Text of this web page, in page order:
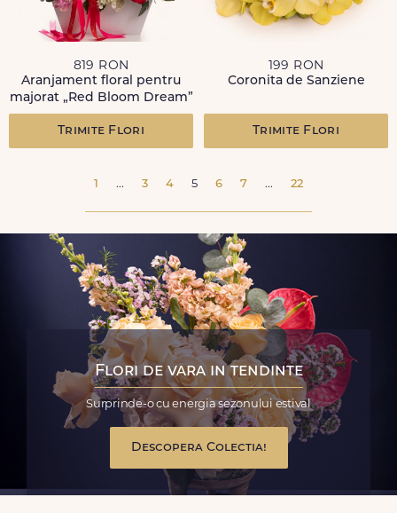
819 RON
Aranjament floral pentru
majorat „Red Bloom Dream”
Trimite Flori
199 RON
Coronita de Sanziene
Trimite Flori
1 ... 3 4 5 6 7 ... 22
Flori de vara in tendinte
Surprinde-o cu energia sezonului estival
Descopera Colectia!